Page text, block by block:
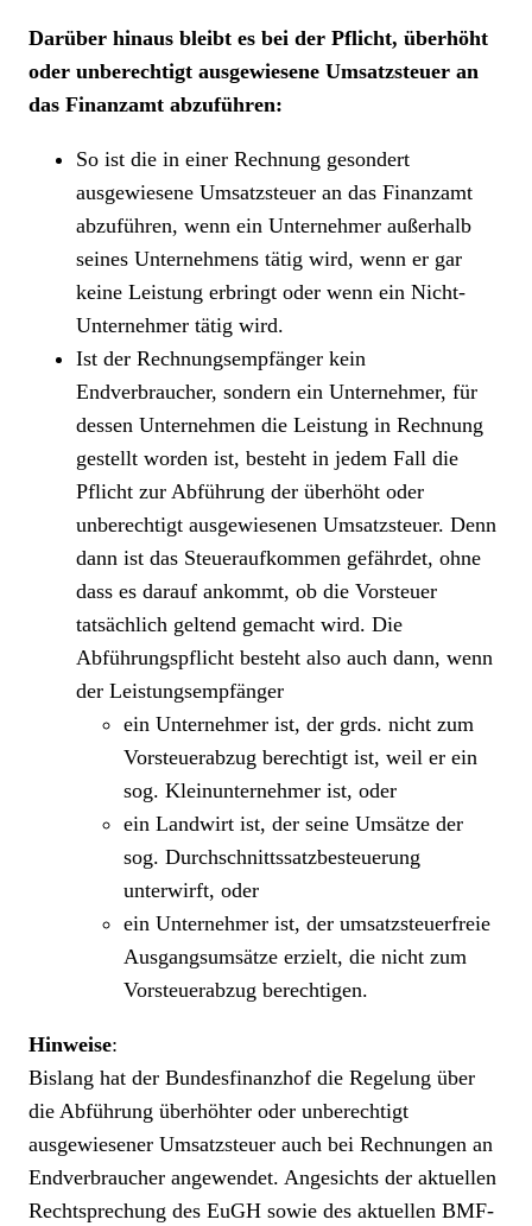
Darüber hinaus bleibt es bei der Pflicht, überhöht
oder unberechtigt ausgewiesene Umsatzsteuer an
das Finanzamt abzuführen:
So ist die in einer Rechnung gesondert
ausgewiesene Umsatzsteuer an das Finanzamt
abzuführen, wenn ein Unternehmer außerhalb
seines Unternehmens tätig wird, wenn er gar
keine Leistung erbringt oder wenn ein Nicht-
Unternehmer tätig wird.
Ist der Rechnungsempfänger kein
Endverbraucher, sondern ein Unternehmer, für
dessen Unternehmen die Leistung in Rechnung
gestellt worden ist, besteht in jedem Fall die
Pflicht zur Abführung der überhöht oder
unberechtigt ausgewiesenen Umsatzsteuer. Denn
dann ist das Steueraufkommen gefährdet, ohne
dass es darauf ankommt, ob die Vorsteuer
tatsächlich geltend gemacht wird. Die
Abführungspflicht besteht also auch dann, wenn
der Leistungsempfänger
ein Unternehmer ist, der grds. nicht zum
Vorsteuerabzug berechtigt ist, weil er ein
sog. Kleinunternehmer ist, oder
ein Landwirt ist, der seine Umsätze der
sog. Durchschnittssatzbesteuerung
unterwirft, oder
ein Unternehmer ist, der umsatzsteuerfreie
Ausgangsumsätze erzielt, die nicht zum
Vorsteuerabzug berechtigen.
Hinweise:
Bislang hat der Bundesfinanzhof die Regelung über
die Abführung überhöhter oder unberechtigt
ausgewiesener Umsatzsteuer auch bei Rechnungen an
Endverbraucher angewendet. Angesichts der aktuellen
Rechtsprechung des EuGH sowie des aktuellen BMF-